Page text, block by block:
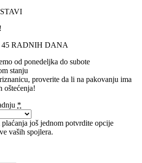
RADNIH DANA
od ponedeljka do subote
stanju
proverite da li na pakovanju ima
oštećenja!
*
još jednom potvrdite opcije
vaših spojlera.